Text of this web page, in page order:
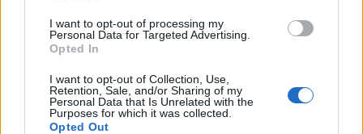
I want to opt-out of processing my
Personal Data for Targeted Advertising.
Opted In
I want to opt-out of Collection, Use,
Retention, Sale, and/or Sharing of my
Personal Data that Is Unrelated with the
Purposes for which it was collected.
Opted Out
Потребителят има право сам да
избере кои плажни принадлежности да
наеме
09.08.2026 / 18:00